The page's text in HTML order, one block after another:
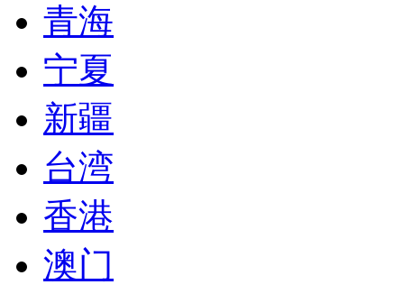
青海
宁夏
新疆
台湾
香港
澳门